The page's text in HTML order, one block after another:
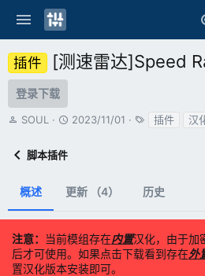
插件 [测速雷达]Speed
登录下载
作
SOUL
创
2023/11/01
标
插件 汉
脚本插件
概述 更新 （4） 历史
注意： 当前模组存在内置汉化，由于加
后才可使用。如果点击下载看到存在外
置汉化版本安装即可。